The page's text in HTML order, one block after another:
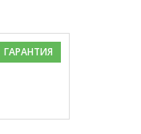
ГАРАНТИЯ